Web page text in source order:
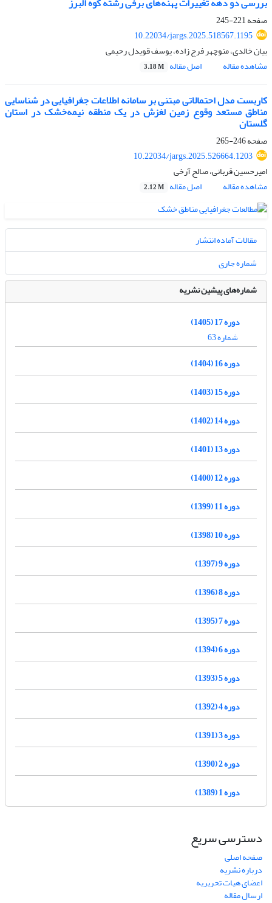
صفحه221-245
10.22034/jargs.2025.518567.1195
بیان خالدی، منوچهر فرج زاده، یوسف قویدل رحیمی
مشاهده مقاله
اصل مقاله 3.18 M
کاربست مدل احتمالاتی مبتنی بر سامانه اطلاعات جغرافیایی در شناسایی
مناطق مستعد وقوع زمین لغزش در یک منطقه نیمه‌خشک در استان
گلستان
صفحه246-265
10.22034/jargs.2025.526664.1203
امیرحسین قربانی، صالح آرخی
مشاهده مقاله
اصل مقاله 2.12 M
مقالات آماده انتشار
شماره جاری
شماره‌های پیشین نشریه
دوره 17 (1405)
شماره 63
دوره 16 (1404)
دوره 15 (1403)
دوره 14 (1402)
دوره 13 (1401)
دوره 12 (1400)
دوره 11 (1399)
دوره 10 (1398)
دوره 9 (1397)
دوره 8 (1396)
دوره 7 (1395)
دوره 6 (1394)
دوره 5 (1393)
دوره 4 (1392)
دوره 3 (1391)
دوره 2 (1390)
دوره 1 (1389)
دسترسی سریع
صفحه اصلی
درباره نشریه
اعضای هیات تحریریه
ارسال مقاله